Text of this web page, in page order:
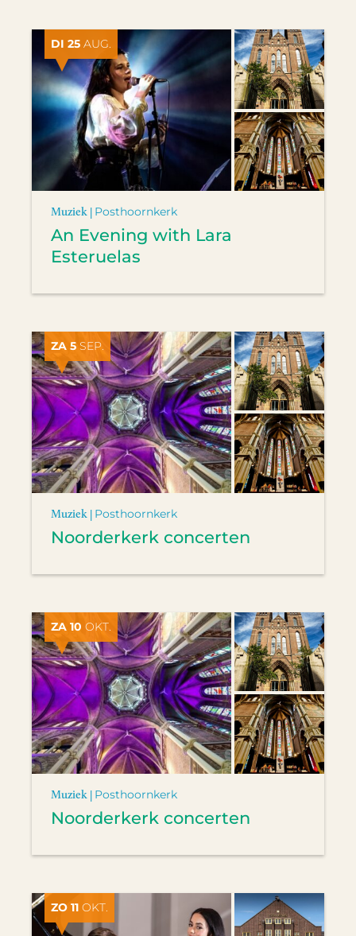
DI 25 AUG.
Muziek | Posthoornkerk
An Evening with Lara
Esteruelas
ZA 5 SEP.
Muziek | Posthoornkerk
Noorderkerk concerten
ZA 10 OKT.
Muziek | Posthoornkerk
Noorderkerk concerten
ZO 11 OKT.